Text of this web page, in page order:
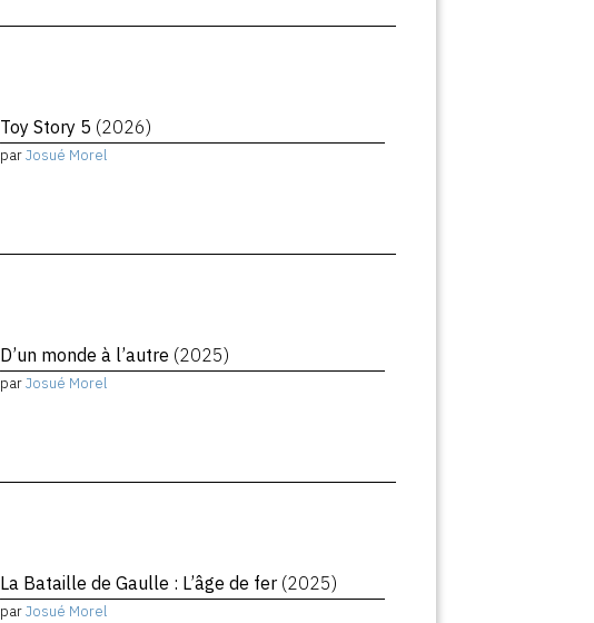
Toy Story 5 (2026)
parJosué Morel
D’un monde à l’autre (2025)
parJosué Morel
La Bataille de Gaulle : L’âge de fer (2025)
parJosué Morel